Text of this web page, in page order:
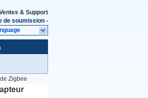
& Support
de soumission -
Zigbee